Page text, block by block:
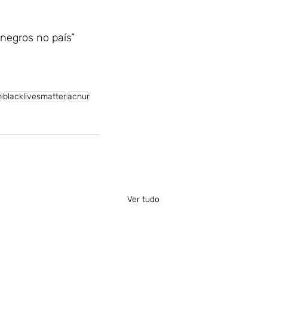
no país”
blacklivesmatteracnur
Ver tudo